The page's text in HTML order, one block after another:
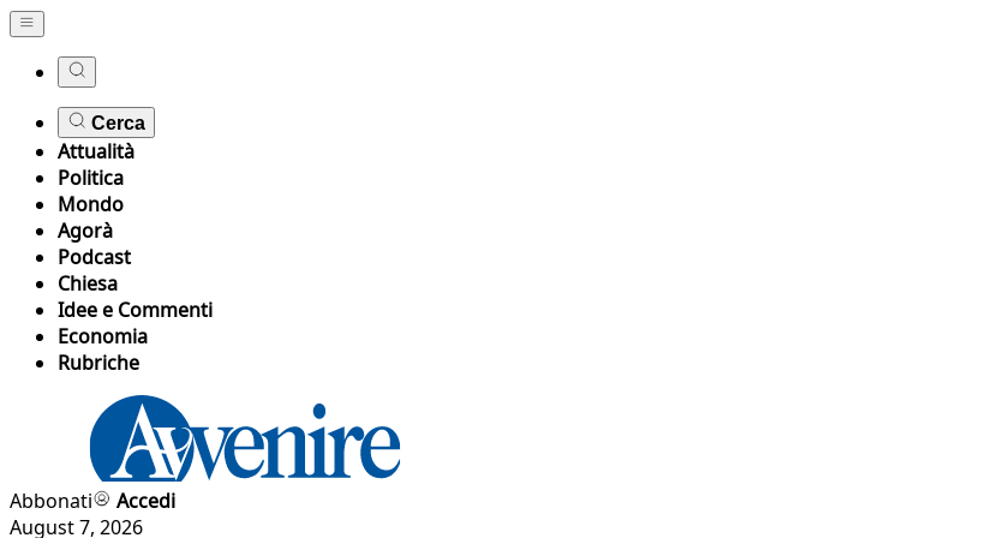
Cerca
Attualità
Politica
Mondo
Agorà
Podcast
Chiesa
Idee e Commenti
Economia
Rubriche
Abbonati
Accedi
August 7, 2026